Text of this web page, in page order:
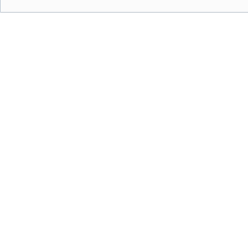
Devenir membre